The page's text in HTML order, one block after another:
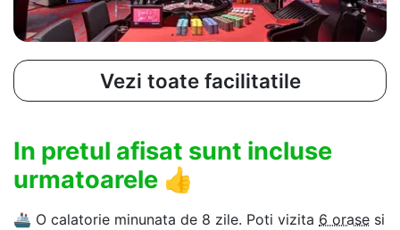
Vezi toate facilitatile
In pretul afisat sunt incluse
urmatoarele 👍
🚢 O calatorie minunata de 8 zile. Poti vizita 6 orase si